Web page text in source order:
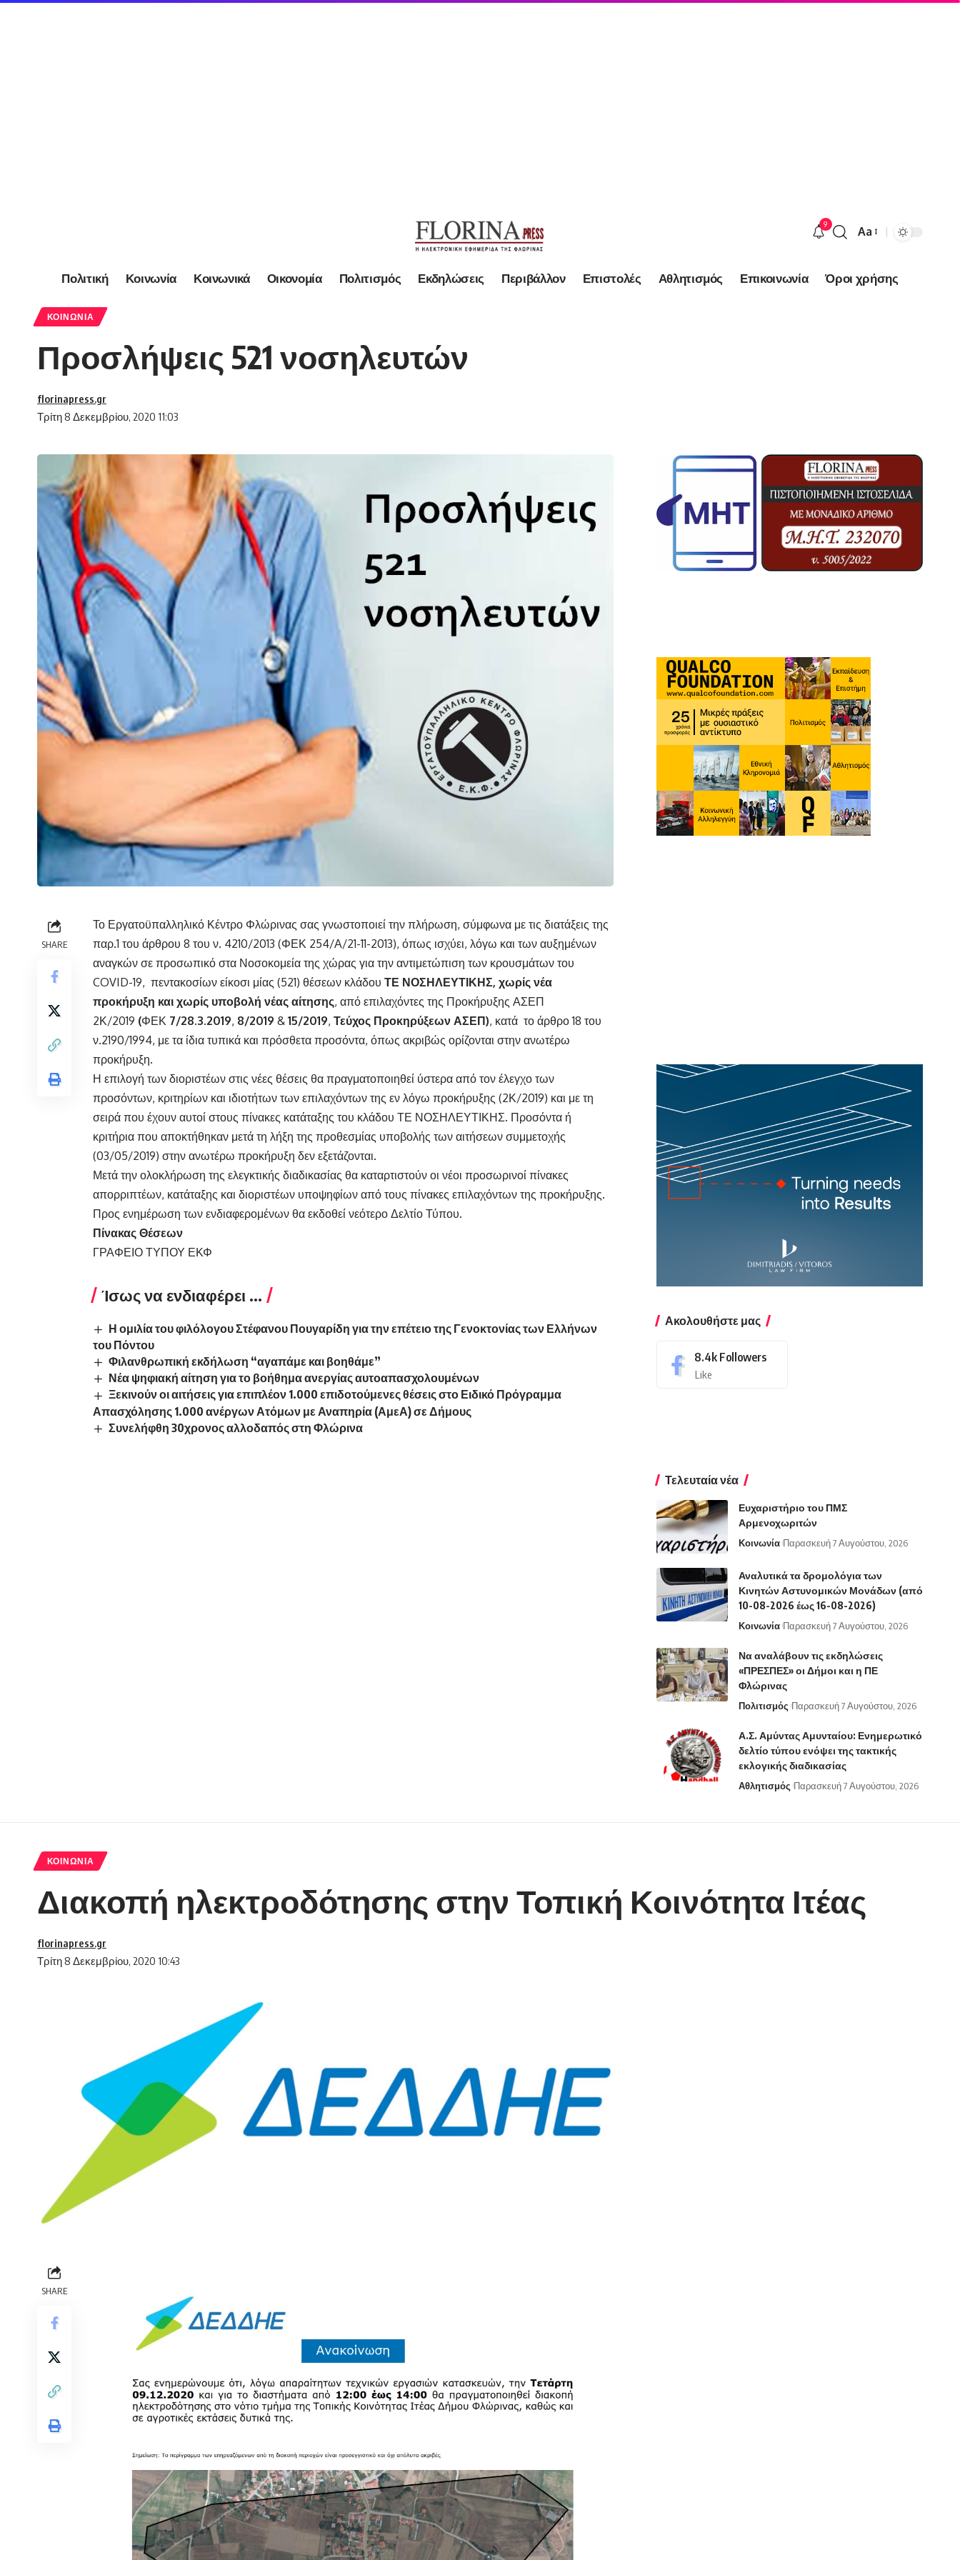
9
Font
Aa
Πολιτική Κοινωνία Κοινωνικά Οικονομία Πολιτισμός Εκδηλώσεις Περιβάλλον Επιστολές Αθλητισμός Επικοινωνία Όροι χρήσης
ΚΟΙΝΩΝΊΑ
Προσλήψεις 521 νοσηλευτών
Τρίτη 8 Δεκεμβρίου, 2020 11:03
florinapress.gr
SHARE
Το Εργατοϋπαλληλικό Κέντρο Φλώρινας σας γνωστοποιεί την πλήρωση, σύμφωνα με τις διατάξεις της
παρ.1 του άρθρου 8 του ν. 4210/2013 (ΦΕΚ 254/Α/21-11-2013), όπως ισχύει, λόγω και των αυξημένων
αναγκών σε προσωπικό στα Νοσοκομεία της χώρας για την αντιμετώπιση των κρουσμάτων του
COVID-19, πεντακοσίων είκοσι μίας (521) θέσεων κλάδου ΤΕ ΝΟΣΗΛΕΥΤΙΚΗΣ, χωρίς νέα
προκήρυξη και χωρίς υποβολή νέας αίτησης, από επιλαχόντες της Προκήρυξης ΑΣΕΠ
2Κ/2019 (ΦΕΚ 7/28.3.2019, 8/2019 & 15/2019, Τεύχος Προκηρύξεων ΑΣΕΠ), κατά το άρθρο 18 του
ν.2190/1994, με τα ίδια τυπικά και πρόσθετα προσόντα, όπως ακριβώς ορίζονται στην ανωτέρω
προκήρυξη.
Η επιλογή των διοριστέων στις νέες θέσεις θα πραγματοποιηθεί ύστερα από τον έλεγχο των
προσόντων, κριτηρίων και ιδιοτήτων των επιλαχόντων της εν λόγω προκήρυξης (2Κ/2019) και με τη
σειρά που έχουν αυτοί στους πίνακες κατάταξης του κλάδου ΤΕ ΝΟΣΗΛΕΥΤΙΚΗΣ. Προσόντα ή
κριτήρια που αποκτήθηκαν μετά τη λήξη της προθεσμίας υποβολής των αιτήσεων συμμετοχής
(03/05/2019) στην ανωτέρω προκήρυξη δεν εξετάζονται.
Μετά την ολοκλήρωση της ελεγκτικής διαδικασίας θα καταρτιστούν οι νέοι προσωρινοί πίνακες
απορριπτέων, κατάταξης και διοριστέων υποψηφίων από τους πίνακες επιλαχόντων της προκήρυξης.
Προς ενημέρωση των ενδιαφερομένων θα εκδοθεί νεότερο Δελτίο Τύπου.
Πίνακας Θέσεων
ΓΡΑΦΕΙΟ ΤΥΠΟΥ ΕΚΦ
Ίσως να ενδιαφέρει ...
Η ομιλία του φιλόλογου Στέφανου Πουγαρίδη για την επέτειο της Γενοκτονίας των Ελλήνων
του Πόντου
Φιλανθρωπική εκδήλωση “αγαπάμε και βοηθάμε”
Νέα ψηφιακή αίτηση για το βοήθημα ανεργίας αυτοαπασχολουμένων
Ξεκινούν οι αιτήσεις για επιπλέον 1.000 επιδοτούμενες θέσεις στο Ειδικό Πρόγραμμα
Απασχόλησης 1.000 ανέργων Ατόμων με Αναπηρία (ΑμεΑ) σε Δήμους
Συνελήφθη 30χρονος αλλοδαπός στη Φλώρινα
Ακολουθήστε μας
8.4k Followers
Like
Τελευταία νέα
Ευχαριστήριο του ΠΜΣ
Αρμενοχωριτών
Κοινωνία Παρασκευή 7 Αυγούστου, 2026
Αναλυτικά τα δρομολόγια των
Κινητών Αστυνομικών Μονάδων (από
10-08-2026 έως 16-08-2026)
Κοινωνία Παρασκευή 7 Αυγούστου, 2026
Να αναλάβουν τις εκδηλώσεις
«ΠΡΕΣΠΕΣ» οι Δήμοι και η ΠΕ
Φλώρινας
Πολιτισμός Παρασκευή 7 Αυγούστου, 2026
Α.Σ. Αμύντας Αμυνταίου: Ενημερωτικό
δελτίο τύπου ενόψει της τακτικής
εκλογικής διαδικασίας
Αθλητισμός Παρασκευή 7 Αυγούστου, 2026
ΚΟΙΝΩΝΊΑ
Διακοπή ηλεκτροδότησης στην Τοπική Κοινότητα Ιτέας
Τρίτη 8 Δεκεμβρίου, 2020 10:43
florinapress.gr
SHARE